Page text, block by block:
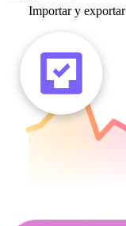
Importar y exportar